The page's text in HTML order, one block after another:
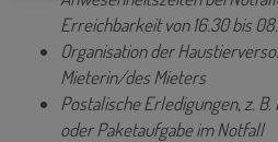
Erreichbarkeit von 16.30 bis
Organisation der
Mieterin/des Mieters
Postalische Erledigungen, z.
oder Paketaufgabe im Notfall